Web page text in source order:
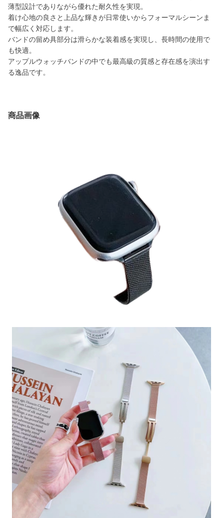
薄型設計でありながら優れた耐久性を実現。
着け心地の良さと上品な輝きが日常使いからフォーマルシーンま
で幅広く対応します。
バンドの留め具部分は滑らかな装着感を実現し、長時間の使用で
も快適。
アップルウォッチバンドの中でも最高級の質感と存在感を演出す
る逸品です。
商品画像